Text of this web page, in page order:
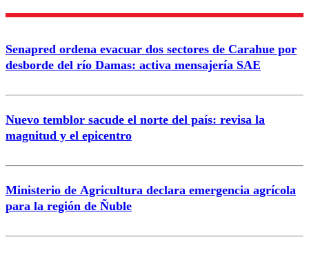
Correo
Senapred ordena evacuar dos sectores de Carahue por
desborde del río Damas: activa mensajería SAE
Nuevo temblor sacude el norte del país: revisa la
magnitud y el epicentro
Ministerio de Agricultura declara emergencia agrícola
para la región de Ñuble